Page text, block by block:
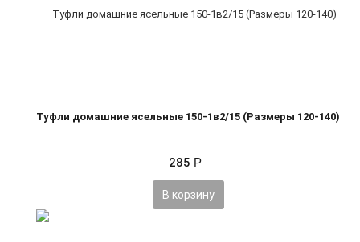
Туфли домашние ясельные 150-1в2/15 (Размеры 120-140)
285 Р
В корзину